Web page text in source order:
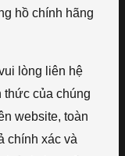
hồ chính hãng
lòng liên hệ
thức của chúng
website, toàn
chính xác và